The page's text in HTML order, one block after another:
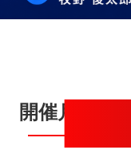
開催月から